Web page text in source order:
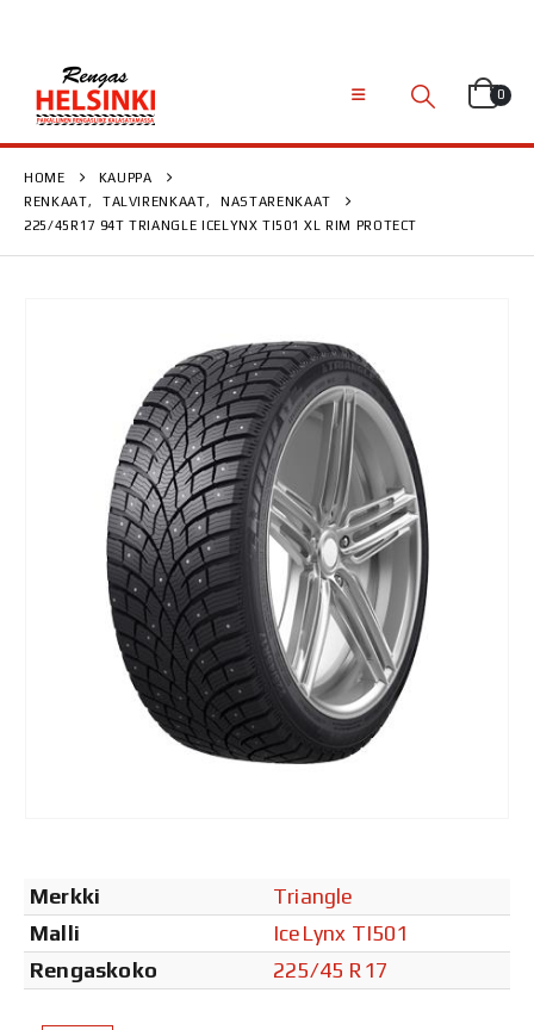
0
HOME
KAUPPA
RENKAAT, TALVIRENKAAT,
NASTARENKAAT
225/45R17 94T TRIANGLE ICELYNX TI501 XL RIM PROTECT
Merkki
Triangle
Malli
IceLynx TI501
Rengaskoko
225/45 R17